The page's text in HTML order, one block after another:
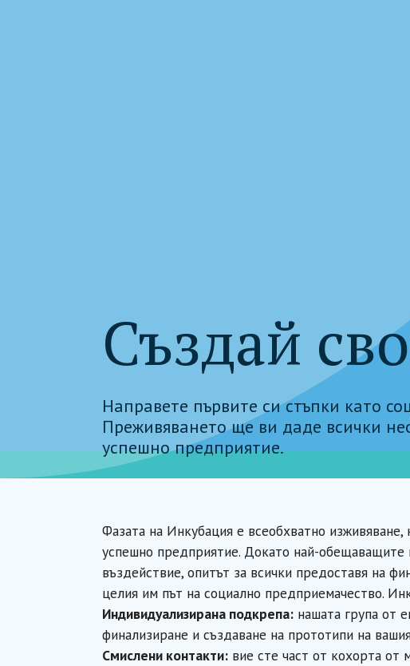
Създай
Направете първите си стъпки като
Преживяването ще ви даде всички
успешно предприятие.
Фазата на Инкубация е всеобхватно
успешно предприятие. Докато най-обещаващите
въздействие, опитът за всички предоставя на
целия им път на социално предприемачество.
Индивидуализирана подкрепа: нашата група от
финализиране и създаване на прототипи на
Смислени контакти: вие сте част от кохорта